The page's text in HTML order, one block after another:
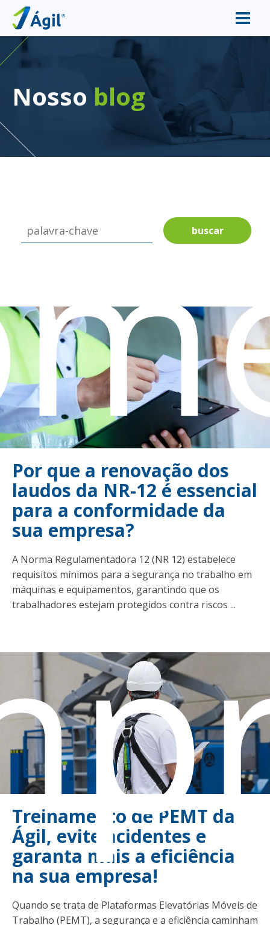
Nosso blog
buscar
Por que a renovação dos
laudos da NR-12 é essencial
para a conformidade da
sua empresa?
A Norma Regulamentadora 12 (NR 12) estabelece
requisitos mínimos para a segurança no trabalho em
máquinas e equipamentos, garantindo que os
trabalhadores estejam protegidos contra riscos ...
Treinamento de PEMT da
Ágil, evite acidentes e
garanta mais a eficiência
na sua empresa!
Quando se trata de Plataformas Elevatórias Móveis de
Trabalho (PEMT), a segurança e a eficiência caminham